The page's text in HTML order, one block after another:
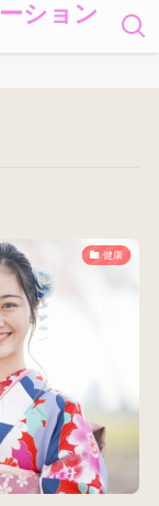
ション
健康